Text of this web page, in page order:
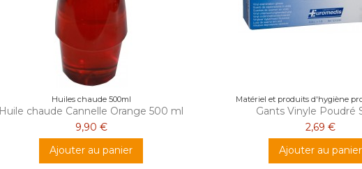
Huiles chaude 500ml
Huile chaude Cannelle Orange 500 ml
9,90 €
Ajouter au panier
Matériel et produits d'hygiène
Gants Vinyle Poudré
2,69 €
Ajouter au panier